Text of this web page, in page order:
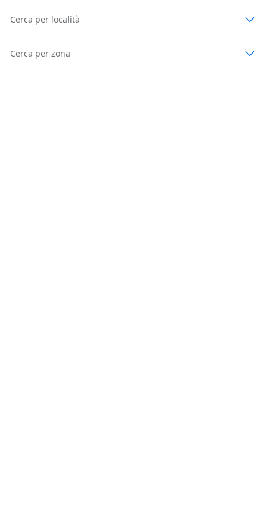
Cerca per località
Cerca per zona